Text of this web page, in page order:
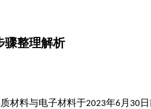
骤整理解析
材料与电子材料于2023年6 月 30